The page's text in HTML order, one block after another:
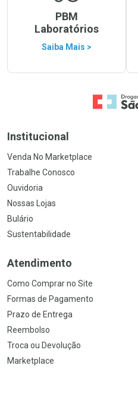
PBM
Laboratórios
Saiba Mais >
Ir para a
Institucional
Venda No Marketplace
Trabalhe Conosco
Ouvidoria
Nossas Lojas
Bulário
Sustentabilidade
Atendimento
Como Comprar no Site
Formas de Pagamento
Prazo de Entrega
Reembolso
Troca ou Devolução
Marketplace